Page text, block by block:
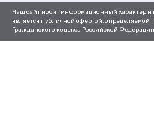
Наш сайт носит информационный характер и
является публичной офертой, определяемой
Гражданского кодекса Российской Федерации